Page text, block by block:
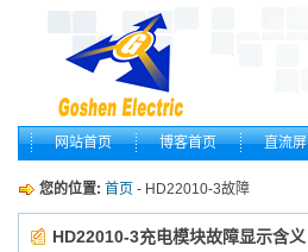
网站首页 博客首页 直流屏
您的位置: 首页 - HD22010-3故障
HD22010-3充电模块故障显示含义